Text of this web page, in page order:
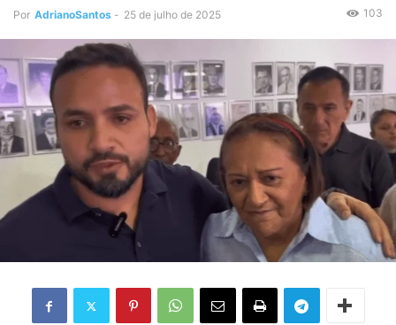
Por AdrianoSantos - 25 de julho de 2025 103